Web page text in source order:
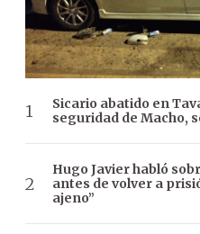
Sicario abatido en
seguridad de Macho,
Hugo Javier habló
antes de volver a
ajeno”